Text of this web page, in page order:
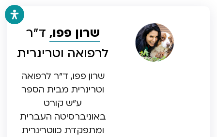
שרון פפו, ד”ר
לרפואה וטרינרית
שרון פפו, ד”ר לרפואה
וטרינרית מבית הספר
ע”ש קורט
באוניברסיטה העברית
ומתפקדת כווטרינרית